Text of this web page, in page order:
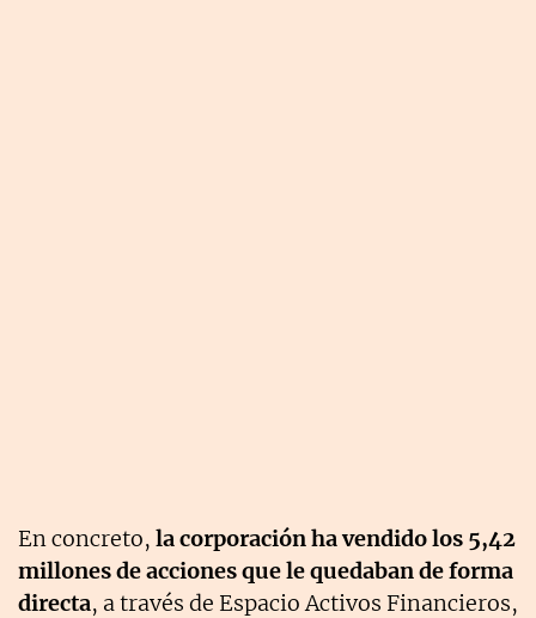
En concreto, la corporación ha vendido los 5,42
millones de acciones que le quedaban de forma
directa, a través de Espacio Activos Financieros,